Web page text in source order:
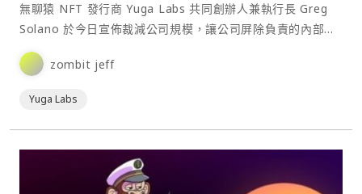
無聊猿 NFT 發行商 Yuga Labs 共同創辦人兼執行長 Greg
Solano 於今日宣佈裁減公司規模，讓公司屏除負責的內部程
序與組織架構，回歸小而美的團隊並找回最初的創新精神。⋯
zombit jeff
Yuga Labs